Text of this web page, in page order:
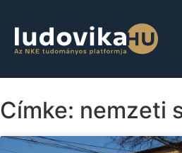
Címke: nemzeti